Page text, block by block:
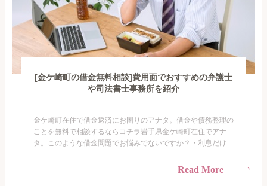
[金ケ崎町の借金無料相談]費用面でおすすめの弁護士
や司法書士事務所を紹介
金ケ崎町在住で借金返済にお困りのアナタ。借金や債務整理の
ことを無料で相談するならコチラ岩手県金ケ崎町在住でアナ
タ。このような借金問題でお悩みでないですか？・利息だけを
族に知られたくない・借金の催促、取り立てで憂鬱になる。・
Read More